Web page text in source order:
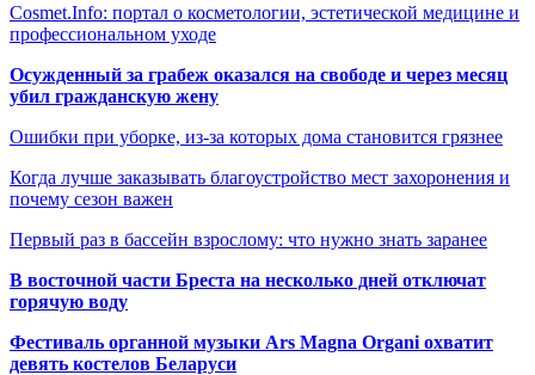
Cosmet.Info: портал о косметологии, эстетической медицине и
профессиональном уходе
Осужденный за грабеж оказался на свободе и через месяц
убил гражданскую жену
Ошибки при уборке, из-за которых дома становится грязнее
Когда лучше заказывать благоустройство мест захоронения и
почему сезон важен
Первый раз в бассейн взрослому: что нужно знать заранее
В восточной части Бреста на несколько дней отключат
горячую воду
Фестиваль органной музыки Ars Magna Organi охватит
девять костелов Беларуси